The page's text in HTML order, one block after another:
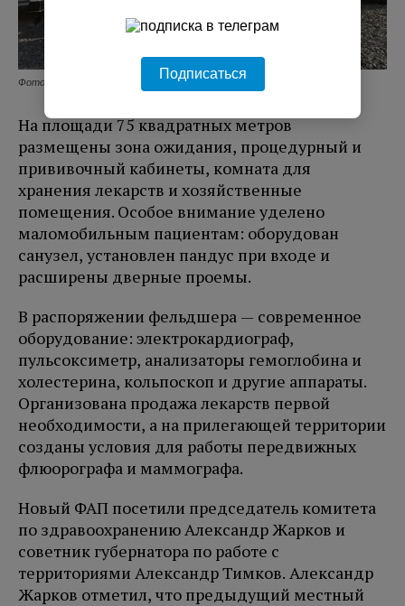
Фото: Правительство Ленинградской области
На площади 75 квадратных метров
размещены зона ожидания, процедурный и
прививочный кабинеты, комната для
хранения лекарств и хозяйственные
помещения. Особое внимание уделено
маломобильным пациентам: оборудован
санузел, установлен пандус при входе и
расширены дверные проемы.
В распоряжении фельдшера — современное
оборудование: электрокардиограф,
пульсоксиметр, анализаторы гемоглобина и
холестерина, кольпоскоп и другие аппараты.
Организована продажа лекарств первой
необходимости, а на прилегающей территории
созданы условия для работы передвижных
флюорографа и маммографа.
Новый ФАП посетили председатель комитета
по здравоохранению Александр Жарков и
советник губернатора по работе с
территориями Александр Тимков. Александр
Жарков отметил, что предыдущий местный
Подписаться